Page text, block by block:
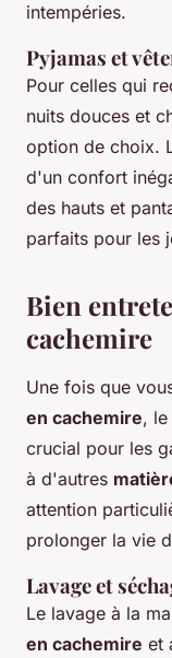
intempéries.
Pyjamas et
Pour celles qui
nuits douces et
option de choix.
d'un confort
des hauts et
parfaits pour les
Bien
cachemire
Une fois que
en cachemire, le
crucial pour les
à d'autres
attention
prolonger la vie
Lavage et
Le lavage à la
en cachemire et